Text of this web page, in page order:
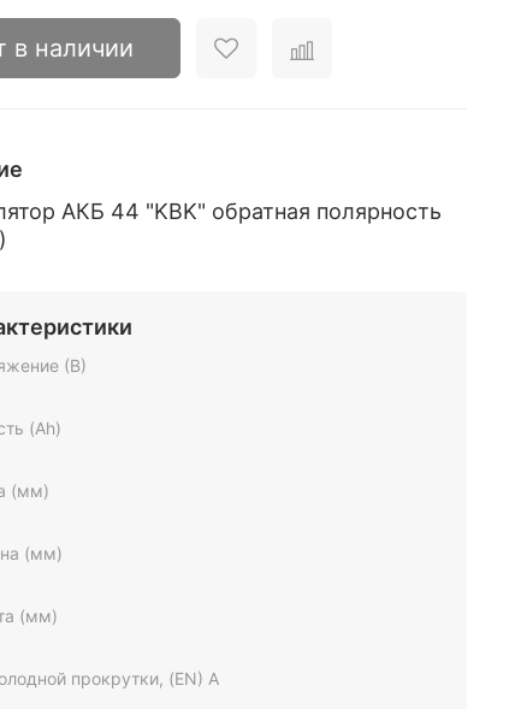
в наличии
АКБ 44 "KBK" обратная полярность
(В)
(Ah)
(мм)
(мм)
(мм)
прокрутки, (EN) А